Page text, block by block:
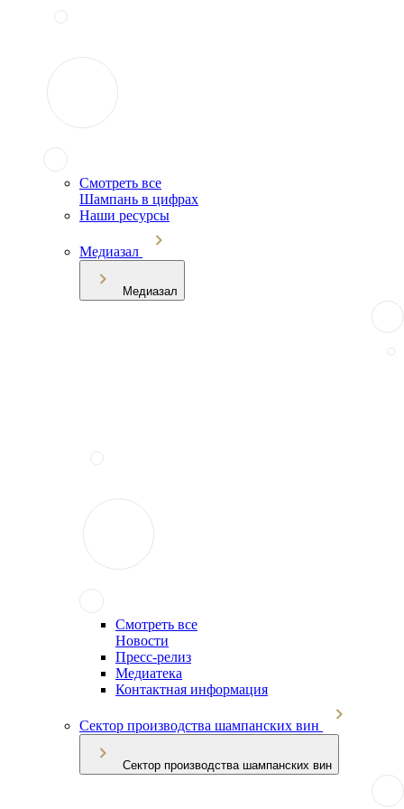
Смотреть все
Шампань в цифрах
Наши ресурсы
Медиазал
Медиазал
Смотреть все
Новости
Пресс-релиз
Медиатека
Контактная информация
Сектор производства шампанских вин
Сектор производства шампанских вин